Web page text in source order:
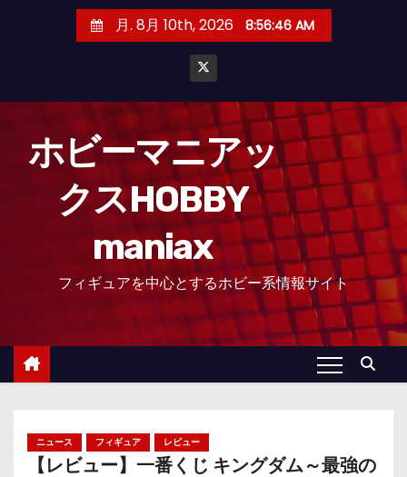
月. 8月 10th, 2026 8:56:47 AM
ホビーマニアッ
クスHOBBY
maniax
フィギュアを中心とするホビー系情報サイト
ニュース フィギュア レビュー
【レビュー】一番くじ キングダム～最強の